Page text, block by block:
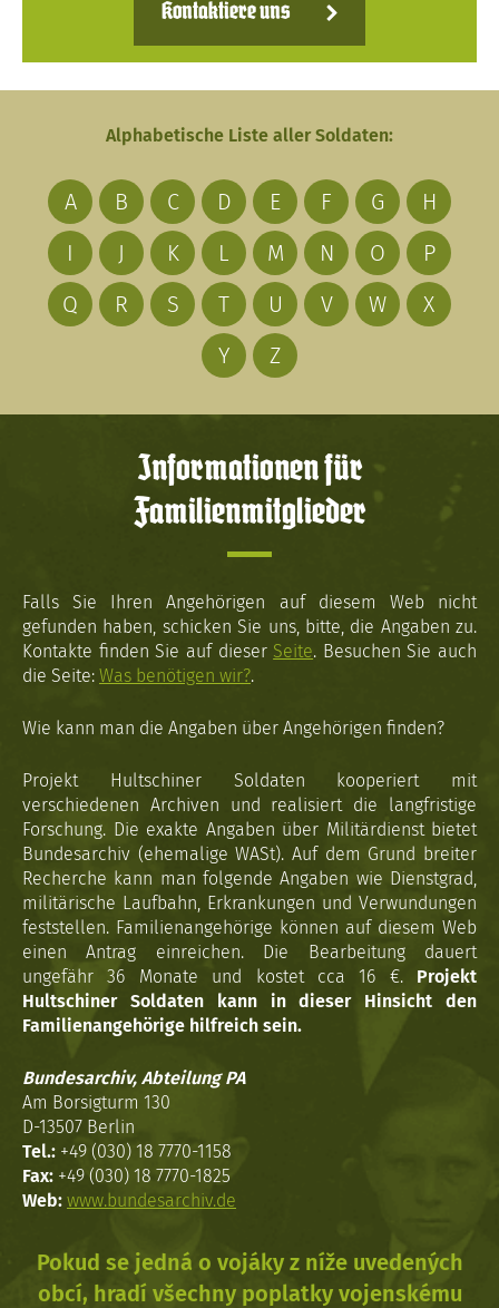
Kontaktiere uns
Alphabetische Liste aller Soldaten:
A B C D E F G
H
I
J K L M N O
P
Q
R S T U V W
X
Y
Z
Informationen für
Familienmitglieder
Falls Sie Ihren Angehörigen auf diesem Web nicht
gefunden haben, schicken Sie uns, bitte, die Angaben zu.
Kontakte finden Sie auf dieser Seite. Besuchen Sie auch
die Seite: Was benötigen wir?.
Wie kann man die Angaben über Angehörigen finden?
Projekt Hultschiner Soldaten kooperiert mit
verschiedenen Archiven und realisiert die langfristige
Forschung. Die exakte Angaben über Militärdienst bietet
Bundesarchiv (ehemalige WASt). Auf dem Grund breiter
Recherche kann man folgende Angaben wie Dienstgrad,
militärische Laufbahn, Erkrankungen und Verwundungen
feststellen. Familienangehörige können auf diesem Web
einen Antrag einreichen. Die Bearbeitung dauert
ungefähr 36 Monate und kostet cca 16 €. Projekt
Hultschiner Soldaten kann in dieser Hinsicht den
Familienangehörige hilfreich sein.
Bundesarchiv, Abteilung PA
Am Borsigturm 130
D-13507 Berlin
Tel.: +49 (030) 18 7770-1158
Fax: +49 (030) 18 7770-1825
Web: www.bundesarchiv.de
Pokud se jedná o vojáky z níže uvedených
obcí, hradí všechny poplatky vojenskému